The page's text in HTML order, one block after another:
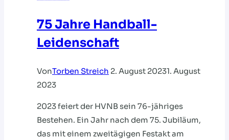
75 Jahre Handball-
Leidenschaft
VonTorben Streich 2. August 20231. August
2023
2023 feiert der HVNB sein 76-jähriges
Bestehen. Ein Jahr nach dem 75. Jubiläum,
das mit einem zweitägigen Festakt am